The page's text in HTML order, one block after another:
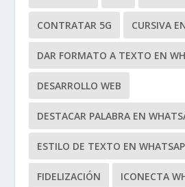
CONTRATAR 5G CURSIVA
DAR FORMATO A TEXTO EN
DESARROLLO WEB
DESTACAR PALABRA EN
ESTILO DE TEXTO EN
FIDELIZACIÓN ICONECTA